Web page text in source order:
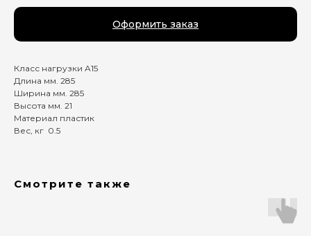
Оформить заказ
Класс нагрузки A15
Длина мм. 285
Ширина мм. 285
Высота мм. 21
Материал пластик
Вес, кг 0.5
Смотрите также